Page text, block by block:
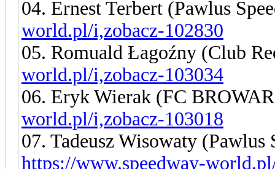
04. Ernest Terbert (Pawlus
world.pl/i,zobacz-102830
05. Romuald Łagoźny (Club
world.pl/i,zobacz-103034
06. Eryk Wierak (FC
world.pl/i,zobacz-103018
07. Tadeusz Wisowaty (Pawlus
https://www.speedway-